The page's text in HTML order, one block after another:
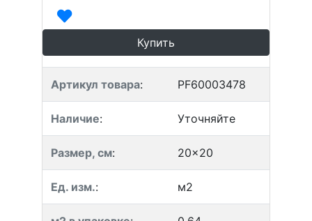
Купить
Артикул товара: PF60003478
Наличие: Уточняйте
Размер, см: 20x20
Ед. изм.: м2